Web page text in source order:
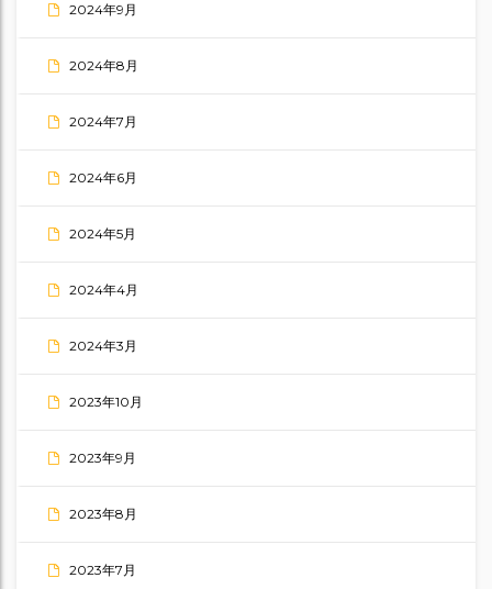
2024年9月
2024年8月
2024年7月
2024年6月
2024年5月
2024年4月
2024年3月
2023年10月
2023年9月
2023年8月
2023年7月